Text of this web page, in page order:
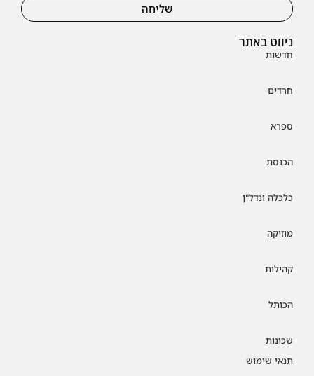
ניווט באתר
חדשות
חרדים
ספרא
הכנסת
כלכלה ונדל"ן
מוזיקה
קהילות
הכותל
שכונות
תנאי שימוש
שליחה